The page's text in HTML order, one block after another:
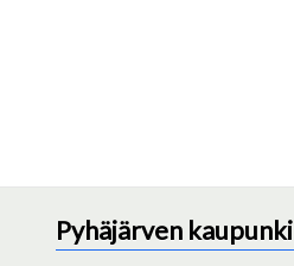
Pyhäjärven kaupunki